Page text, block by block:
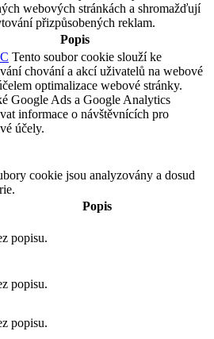
webových stránkách a shromažďují
přizpůsobených reklam.
Popis
Tento soubor cookie slouží ke
chování a akcí uživatelů na webové
optimalizace webové stránky.
Google Ads a Google Analytics
informace o návštěvnících pro
účely.
cookie jsou analyzovány a dosud
Popis
popisu.
popisu.
popisu.